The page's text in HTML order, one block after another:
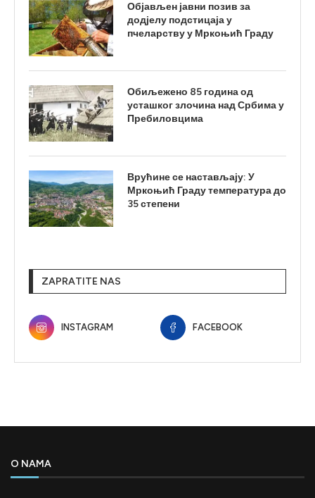
Објављен јавни позив за
додјелу подстицаја у
пчеларству у Мркоњић Граду
Обиљежено 85 година од
усташког злочина над Србима у
Пребиловцима
Врућине се настављају: У
Мркоњић Граду температура до
35 степени
ZAPRATITE NAS
INSTAGRAM FACEBOOK
O NAMA